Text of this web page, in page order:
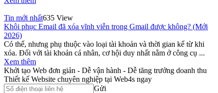
Tin mới nhất635 View
Khôi phục Email đã xóa vĩnh viễn trong Gmail được không? (Mới
2026)
Có thể, nhưng phụ thuộc vào loại tài khoản và thời gian kể từ khi
xóa. Đối với tài khoản cá nhân, cơ hội duy nhất nằm ở công cụ ...
Xem thêm
Khởi tạo Web đơn giản - Dễ vận hành - Dễ tăng trưởng doanh thu
Thiết kế Website chuyên nghiệp tại Web4s ngay
Gửi